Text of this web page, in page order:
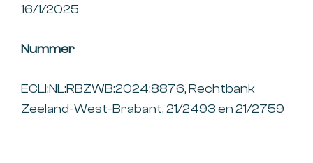
16/1/2025
Nummer
ECLI:NL:RBZWB:2024:8876, Rechtbank
Zeeland-West-Brabant, 21/2493 en 21/2759